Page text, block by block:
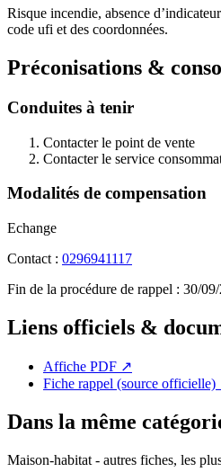
Risque incendie, absence
code ufi et des coordonnées.
Préconisations &
Conduites à tenir
Contacter le point de vente
Contacter le service
Modalités de compensation
Echange
Contact : 0296941117
Fin de la procédure de rappel : 30/
Liens officiels &
Affiche PDF ↗
Fiche rappel (source officielle)
Dans la même
Maison-habitat - autres fiches, les